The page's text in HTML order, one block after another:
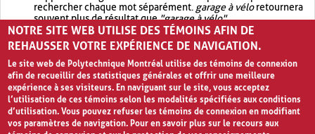
rechercher chaque mot séparément. garage à véloretournera
souvent plus de résultat que"garage à vélo".
Envisagez d'élargir votre recherche avec OR.garage OR vélo
retournera souvent plus de résultat quegarage à vélo
NOTRE SITE WEB UTILISE DES TÉMOINS AFIN DE
REHAUSSER VOTRE EXPÉRIENCE DE NAVIGATION.
Le site web de Polytechnique Montréal utilise des témoins de connexion
afin de recueillir des statistiques générales et offrir une meilleure
expérience à ses visiteurs. En naviguant sur le site, vous acceptez
l’utilisation de ces témoins selon les modalités spécifiées aux conditions
d’utilisation. Vous pouvez refuser les témoins de connexion en modifiant
vos paramètres de navigation. Pour en savoir plus sur le recours aux